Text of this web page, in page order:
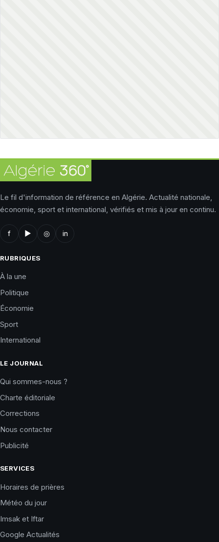
Le fil d'information de référence en Algérie. Actualité nationale,
économie, sport et international, vérifiés et mis à jour en continu.
f ▶ ◎ in
RUBRIQUES
À la une
Politique
Économie
Sport
International
LE JOURNAL
Qui sommes-nous ?
Charte éditoriale
Corrections
Nous contacter
Publicité
SERVICES
Horaires de prières
Météo du jour
Imsak et Iftar
Google Actualités